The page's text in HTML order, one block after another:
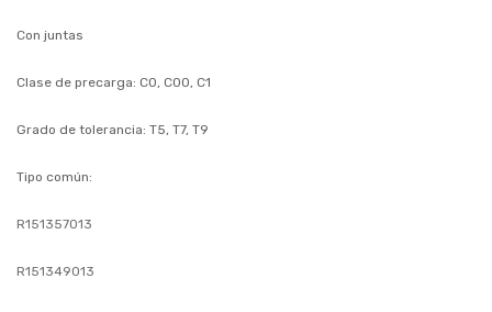
Con juntas
Clase de precarga: C0, C00, C1
Grado de tolerancia: T5, T7, T9
Tipo común:
R151357013
R151349013